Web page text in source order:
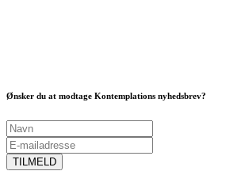
Ønsker du at modtage Kontemplations nyhedsbrev?